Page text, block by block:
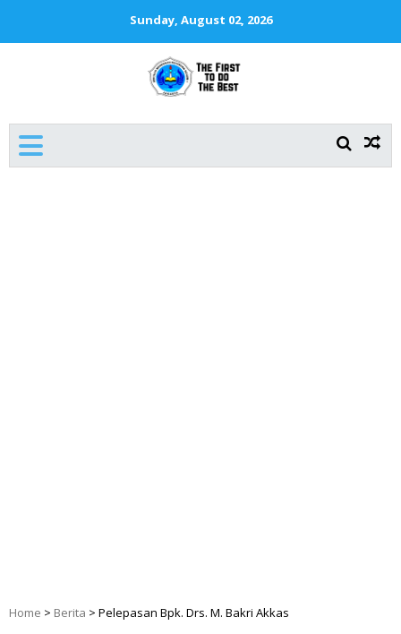
Sunday, August 02, 2026
Home > Berita > Pelepasan Bpk. Drs. M. Bakri Akkas